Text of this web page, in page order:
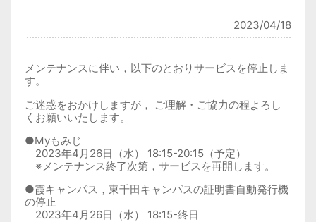
2023/04/18
メンテナンスに伴い，以下のとおりサービスを停止しま
す。
ご迷惑をおかけしますが， ご理解・ご協力の程よろし
くお願いいたします。
●Myもみじ
2023年4月26日（水）
18:15-20:15（予定）
※メンテナンス終了次第，サービスを再開します。
●霞キャンパス，東千田キャンパスの証明書自動発行機
の停止
2023年4月26日（水）
18:15-終日